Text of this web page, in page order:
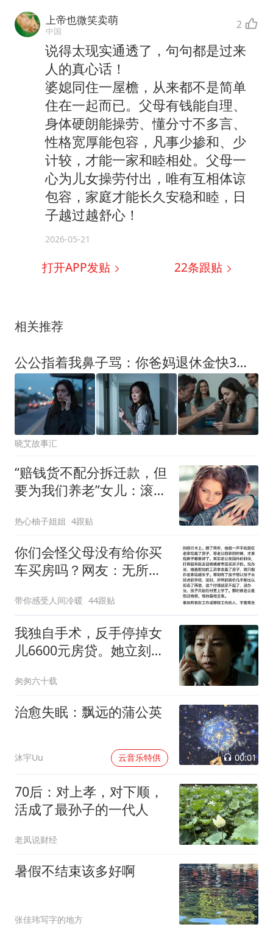
上帝也微笑卖萌
中国 2
说得太现实通透了，句句都是过来
人的真心话！
婆媳同住一屋檐，从来都不是简单
住在一起而已。父母有钱能自理、
身体硬朗能操劳、懂分寸不多言、
性格宽厚能包容，凡事少掺和、少
计较，才能一家和睦相处。父母一
心为儿女操劳付出，唯有互相体谅
包容，家庭才能长久安稳和睦，日
子越过越舒心！
2026-05-21
打开APP发贴 22条跟贴
相关推荐
公公指着我鼻子骂：你爸妈退休金快3万，怎么不帮衬我们家？我冷笑：我爸妈付了首付，不就是让你女儿省钱，全给她大闺女吗？
晓艾故事汇
“赔钱货不配分拆迁款，但
要为我们养老”女儿：滚，
热心柚子姐姐 4跟贴
你们会怪父母没有给你买
车买房吗？网友：无所
生气
带你感受人间冷暖 44跟贴
我独自手术，反手停掉女
儿6600元房贷。她立刻来
钱，快把你的养老金给
我！”
匆匆六十载
治愈失眠：飘远的蒲公英
沐宇Uu 云音乐特供 00:01
70后：对上孝，对下顺，
活成了最孙子的一代人
老凤说财经
暑假不结束该多好啊
张佳玮写字的地方